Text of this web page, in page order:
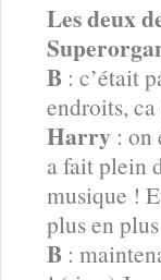
Les deux
B : c’était
endroits,
Harry : on
a fait plein
musique !
plus en
B :